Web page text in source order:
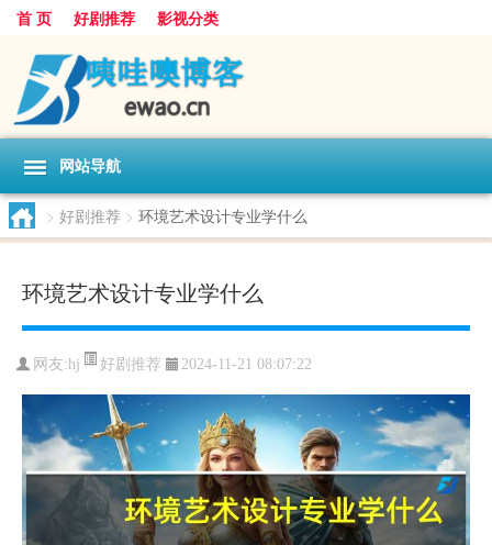
首 页 好剧推荐 影视分类
网站导航
> 好剧推荐 > 环境艺术设计专业学什么
环境艺术设计专业学什么
网友:hj 好剧推荐 2024-11-21 08:07:22